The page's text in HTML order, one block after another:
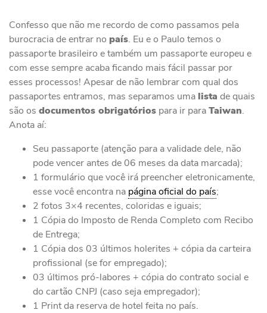
Confesso que não me recordo de como passamos pela
burocracia de entrar no país. Eu e o Paulo temos o
passaporte brasileiro e também um passaporte europeu e
com esse sempre acaba ficando mais fácil passar por
esses processos! Apesar de não lembrar com qual dos
passaportes entramos, mas separamos umalista de quais
são os documentos obrigatórios para ir paraTaiwan.
Anota aí:
Seu passaporte (atenção para a validade dele, não
pode vencer antes de 06 meses da data marcada);
1 formulário que você irá preencher eletronicamente,
esse você encontra na página oficial do país;
2 fotos 3×4 recentes, coloridas e iguais;
1 Cópia do Imposto de Renda Completo com Recibo
de Entrega;
1 Cópia dos 03 últimos holerites + cópia da carteira
profissional (se for empregado);
03 últimos pró-labores + cópia do contrato social e
do cartão CNPJ (caso seja empregador);
1 Print da reserva de hotel feita no país.